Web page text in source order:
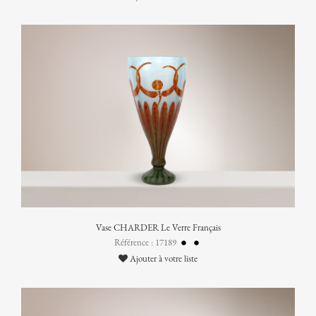
Vase CHARDER Le Verre Français
Référence : 17189
Ajouter à votre liste